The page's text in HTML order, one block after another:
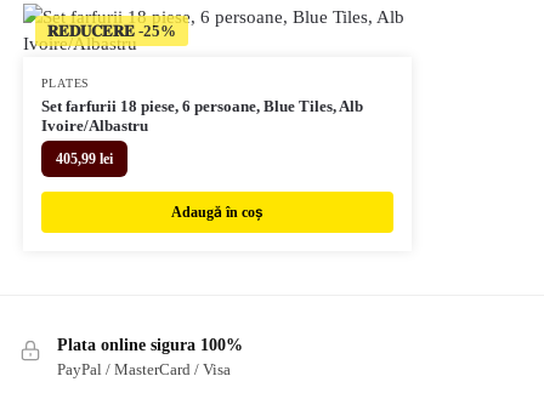
𝐑𝐄𝐃𝐔𝐂𝐄𝐑𝐄
PLATES
Set farfurii 18 piese, 6 persoane, Blue Tiles, Alb
Ivoire/Albastru
405,99 lei
Adaugă în coș
Plata online sigura 100%
PayPal / MasterCard / Visa